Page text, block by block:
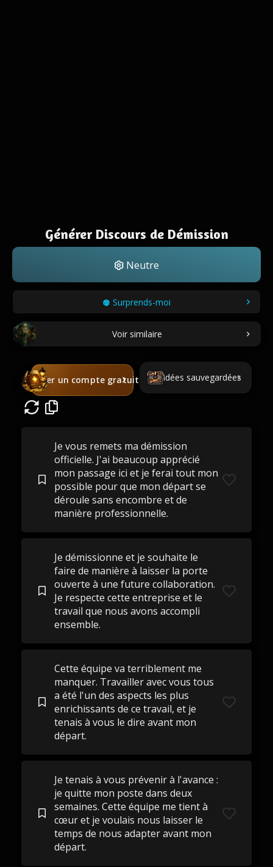
Générer Discours de Démission
Neutre
Surprends-moi
Voir similaire
Créer un compte gratuit Idées sauvegardées
Je vous remets ma démission
officielle. J'ai beaucoup apprécié
mon passage ici et je ferai tout mon
possible pour que mon départ se
déroule sans encombre et de
manière professionnelle.
Je démissionne et je souhaite le
faire de manière à laisser la porte
ouverte à une future collaboration.
Je respecte cette entreprise et le
travail que nous avons accompli
ensemble.
Cette équipe va terriblement me
manquer. Travailler avec vous tous
a été l'un des aspects les plus
enrichissants de ce travail, et je
tenais à vous le dire avant mon
départ.
Je tenais à vous prévenir à l'avance :
je quitte mon poste dans deux
semaines. Cette équipe me tient à
cœur et je voulais nous laisser le
temps de nous adapter avant mon
départ.